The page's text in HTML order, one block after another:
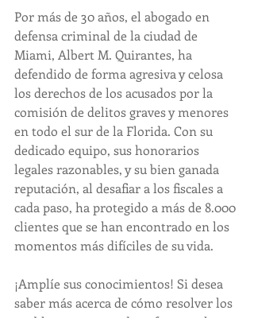
Por más de 30 años, el abogado en
defensa criminal de la ciudad de
Miami, Albert M. Quirantes, ha
defendido de forma agresiva y celosa
los derechos de los acusados por la
comisión de delitos graves y menores
en todo el sur de la Florida. Con su
dedicado equipo, sus honorarios
legales razonables, y su bien ganada
reputación, al desafiar a los fiscales a
cada paso, ha protegido a más de 8.000
clientes que se han encontrado en los
momentos más difíciles de su vida.
¡Amplíe sus conocimientos! Si desea
saber más acerca de cómo resolver los